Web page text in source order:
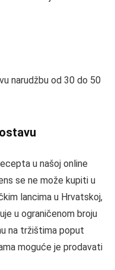
narudžbu od 30 do 50
u našoj online
se ne može kupiti u
lancima u Hrvatskoj,
u ograničenom broju
na tržištima poput
moguće je prodavati